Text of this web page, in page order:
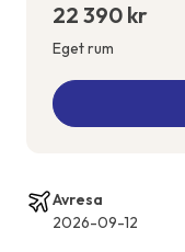
22 390 kr
Eget rum
Avresa
2026-09-12